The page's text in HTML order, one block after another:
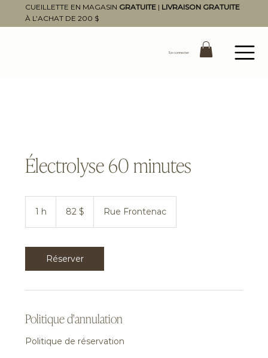
Se connecter
CUEILLETTE EN MAGASIN GRATUITE| LIVRAISON GRATUITE
À L’ACHAT DE 200 $
Électrolyse 60 minutes
1 h
canadiens
82 $ Rue Frontenac
Réserver
Politique d'annulation
Politique de réservation